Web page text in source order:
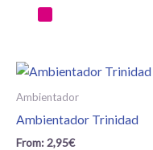
Ambientador
Ambientador Trinidad
From:2,95€